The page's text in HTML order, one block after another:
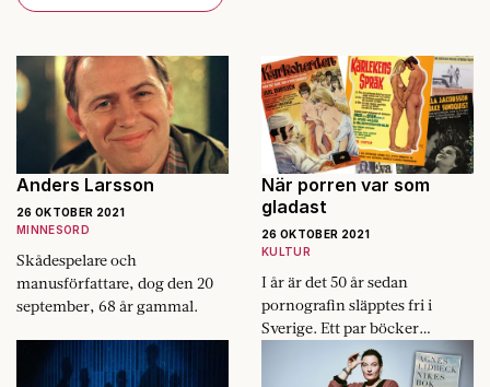
Anders Larsson
26 OKTOBER 2021
MINNESORD
Skådespelare och
manusförfattare, dog den 20
september, 68 år gammal.
När porren var som
gladast
26 OKTOBER 2021
KULTUR
I år är det 50 år sedan
pornografin släpptes fri i
Sverige. Ett par böcker
skildrar hur nakna kroppar
stormade in i kulturlivet.